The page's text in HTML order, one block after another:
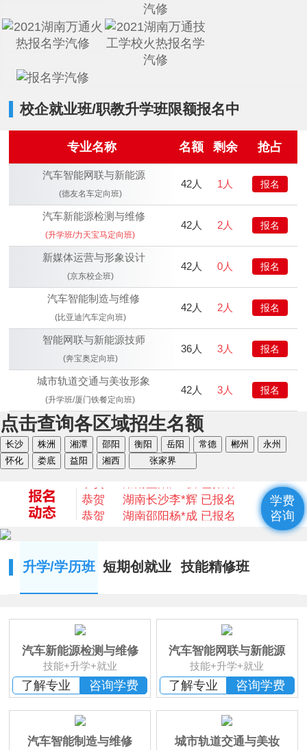
校企就业班/职教升学班限额报名中
专业名称 名额 剩余 抢占
汽车智能网联与新能源
(德友名车定向班)
42人 1人 报名
汽车新能源检测与维修
(升学班/力天宝马定向班)
42人 2人 报名
新媒体运营与形象设计
(京东校企班)
42人 0人 报名
汽车智能制造与维修
(比亚迪汽车定向班)
42人 2人 报名
智能网联与新能源技师
(奔宝奥定向班)
36人 3人 报名
城市轨道交通与美妆形象
(升学班/厦门铁餐定向班)
42人 3人 报名
点击查询各区域招生名额
长沙 株洲 湘潭 邵阳 衡阳 岳阳 常德 郴州
永州
怀化
娄底 益阳 湘西 张家界
恭贺 湖南衡阳何* 已报名
恭贺
湖南益阳陈* 已报名
恭贺
湖南湘西何*凡 已报名
恭贺
湖南长沙李*辉 已报名
恭贺
湖南邵阳杨*成 已报名
恭贺
湖南衡阳谢光平 已报名
恭贺
恭贺
何*凡 已报名
恭贺
湖南益阳卢*俊 已报名
恭贺
湖南长沙
李*辉 已报名
恭贺
湖南邵阳杨*成 已报名
恭贺
湖南郴州刘* 已报名
恭贺
湖南益阳苏*琮 已报名
恭贺
谢光平 已报名
恭贺
湖南怀化 段秋杰 已报名
升学/学历班 短期创就业
班
技能精修班
汽车新能源检测与维修
技能+升学+就业
了解专业 咨询学费
汽车智能网联与新能源
技能+升学+就业
了解专业 咨询学费
汽车智能制造与维修 城市轨道交通与美妆
学费
咨询